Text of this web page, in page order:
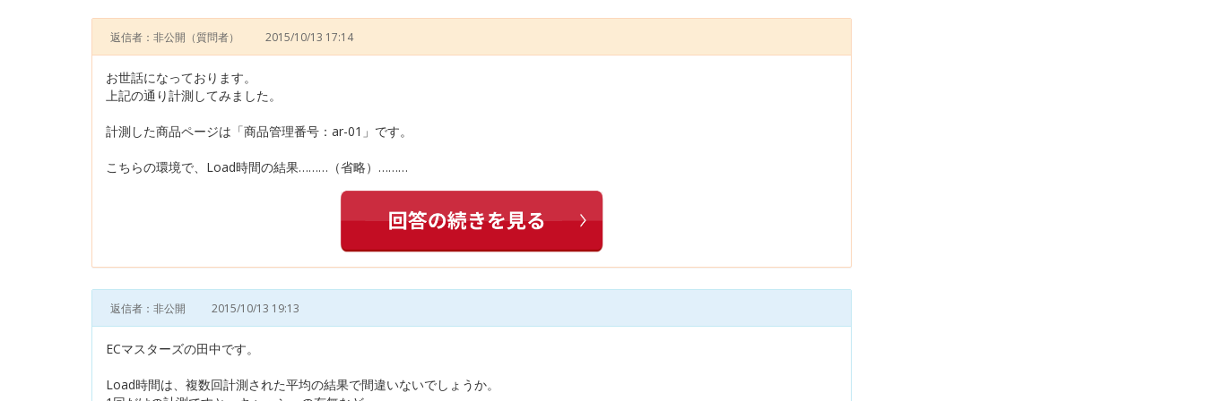
返信者：非公開 （質問者） 2015/10/13 17:14
お世話になっております。
上記の通り計測してみました。
計測した商品ページは「商品管理番号：ar-01」です。
こちらの環境で、Load時間の結果………（省略）………
返信者：非公開 2015/10/13 19:13
ECマスターズの田中です。
Load時間は、複数回計測された平均の結果で間違いないでしょうか。